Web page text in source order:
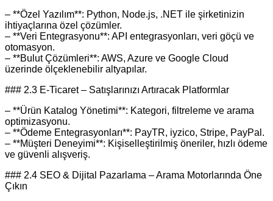
– **Özel Yazılım**: Python, Node.js, .NET ile şirketinizin
ihtiyaçlarına özel çözümler.
– **Veri Entegrasyonu**: API entegrasyonları, veri göçü ve
otomasyon.
– **Bulut Çözümleri**: AWS, Azure ve Google Cloud
üzerinde ölçeklenebilir altyapılar.
### 2.3 E‑Ticaret – Satışlarınızı Artıracak Platformlar
– **Ürün Katalog Yönetimi**: Kategori, filtreleme ve arama
optimizasyonu.
– **Ödeme Entegrasyonları**: PayTR, iyzico, Stripe, PayPal.
– **Müşteri Deneyimi**: Kişiselleştirilmiş öneriler, hızlı ödeme
ve güvenli alışveriş.
### 2.4 SEO & Dijital Pazarlama – Arama Motorlarında Öne
Çıkın